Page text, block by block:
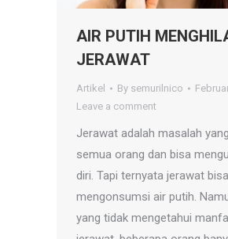
AIR PUTIH
JERAWAT
Artikel By semurilnico
Leave a comment
Jerawat adalah masalah
semua orang dan bisa
diri. Tapi ternyata jerawat
mengonsumsi air putih.
yang tidak mengetahui